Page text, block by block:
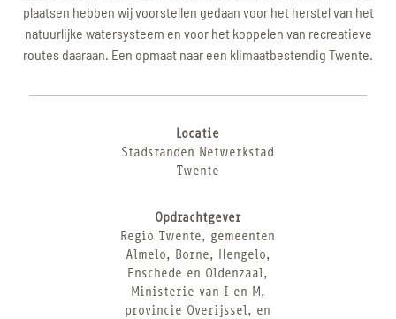
plaatsen hebben wij voorstellen gedaan voor het herstel van het
natuurlijke watersysteem en voor het koppelen van recreatieve
routes daaraan. Een opmaat naar een klimaatbestendig Twente.
Locatie
Stadsranden Netwerkstad
Twente
Opdrachtgever
Regio Twente, gemeenten
Almelo, Borne, Hengelo,
Enschede en Oldenzaal,
Ministerie van I en M,
provincie Overijssel, en